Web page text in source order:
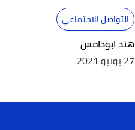
التواصل الاجتماعي
هند ابودامس
27 يونيو 2021